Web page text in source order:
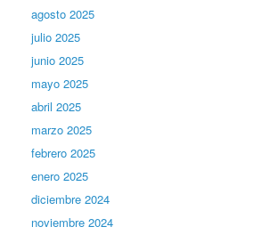
agosto 2025
julio 2025
junio 2025
mayo 2025
abril 2025
marzo 2025
febrero 2025
enero 2025
diciembre 2024
noviembre 2024